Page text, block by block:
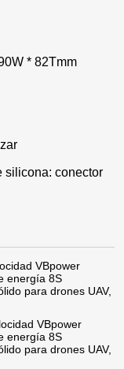
* 82Tmm
silicona: conector
VBpower
energía 8S
para drones UAV,
VBpower
energía 8S
para drones UAV,